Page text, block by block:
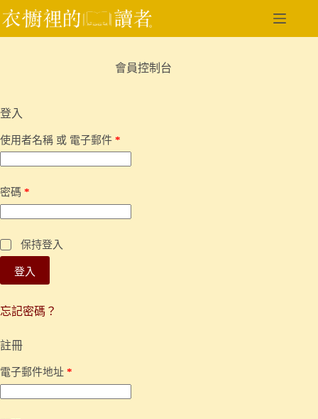
跳
至
會員控制台
登入
使用者名稱 或 電子郵件 *
填
密碼 *
填
保持登入
登入
忘記密碼？
註冊
電子郵件地址 *
填